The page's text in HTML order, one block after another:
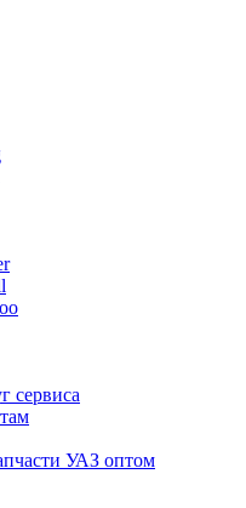
сервиса
УАЗ оптом